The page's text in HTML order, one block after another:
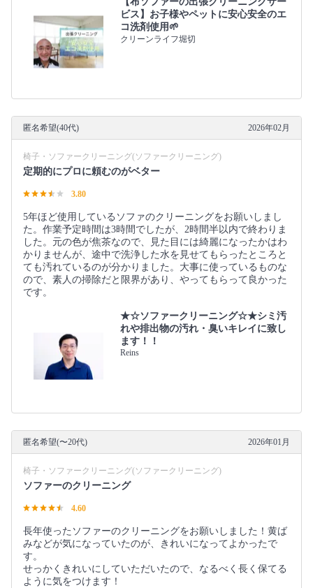
ビス】お子様やペットに安心安全のエ
コ洗剤使用🌱
クリーンライフ堀切
匿名希望(40代) 2026年02月
椅子・ソファークリーニング(ソファークリーニング)
定期的にプロに頼むのがベター
3.80
5年ほど使用しているソファのクリーニングをお願いしまし
た。作業予定時間は3時間でしたが、2時間半以内で終わりま
した。元の色が焦茶なので、見た目には綺麗になったかはわ
かりませんが、途中で洗浄した水を見せてもらったところと
ても汚れているのが分かりました。大事に使っているものな
ので、素人の掃除だと限界があり、やってもらって良かった
です。
★☆ソファークリーニング☆★シミ汚
れや排出物の汚れ・臭いキレイに致し
ます！！
Reins
匿名希望(〜20代) 2026年01月
椅子・ソファークリーニング(ソファークリーニング)
ソファーのクリーニング
4.60
長年使ったソファーのクリーニングをお願いしました！黄ば
みなどが気になっていたのが、きれいになってよかったで
す。
せっかくきれいにしていただいたので、なるべく長く保てる
ように気をつけます！